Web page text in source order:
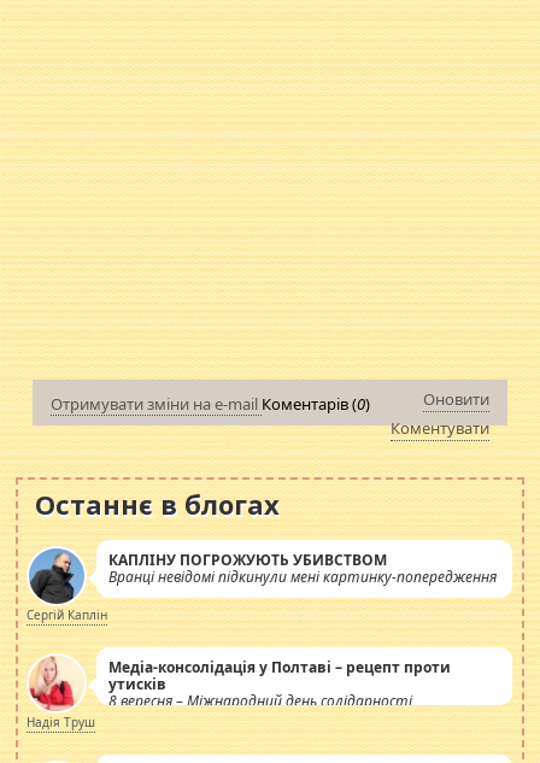
Отримувати зміни на e-mail Коментарів (0)
Оновити
Коментувати
Останнє в блогах
КАПЛІНУ ПОГРОЖУЮТЬ УБИВСТВОМ
Вранці невідомі підкинули мені картинку-попередження
Сергій Каплін
Медіа-консолідація у Полтаві – рецепт проти
утисків
8 вересня – Міжнародний день солідарності
журналістів.
Надія Труш